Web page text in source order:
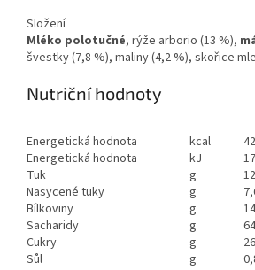
Složení
Mléko polotučné, rýže arborio (13 %),
švestky (7,8 %), maliny (4,2 %), skořice
Nutriční hodnoty
Energetická hodnota
kcal
Energetická hodnota
kJ
Tuk
g
Nasycené tuky
g
Bílkoviny
g
Sacharidy
g
Cukry
g 26
Sůl
g